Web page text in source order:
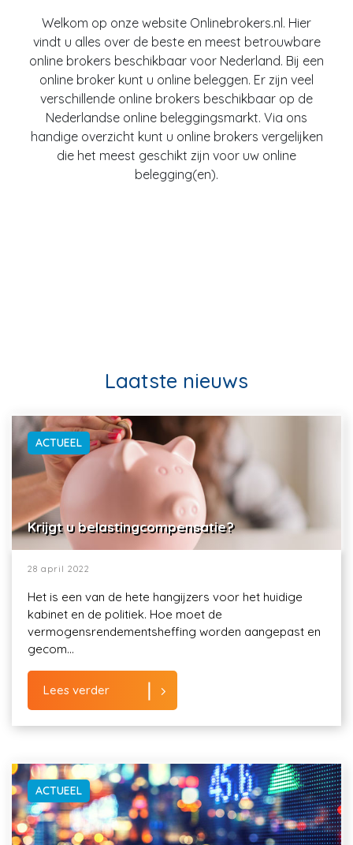
Welkom op onze website Onlinebrokers.nl. Hier
vindt u alles over de beste en meest betrouwbare
online brokers beschikbaar voor Nederland. Bij een
online broker kunt u online beleggen. Er zijn veel
verschillende online brokers beschikbaar op de
Nederlandse online beleggingsmarkt. Via ons
handige overzicht kunt u online brokers vergelijken
die het meest geschikt zijn voor uw online
belegging(en).
Laatste nieuws
ACTUEEL
Krijgt u belastingcompensatie?
28 april 2022
Het is een van de hete hangijzers voor het huidige
kabinet en de politiek. Hoe moet de
vermogensrendementsheffing worden aangepast en
gecom...
Lees verder
ACTUEEL